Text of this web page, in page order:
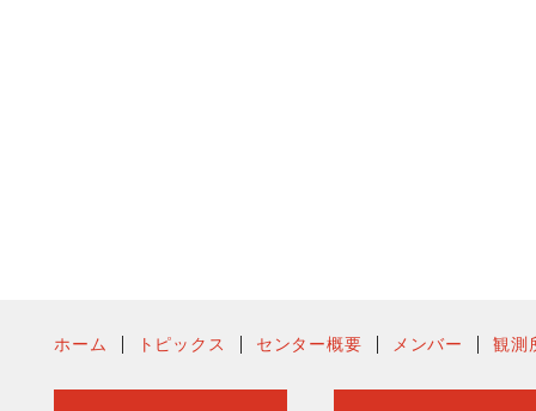
ホーム トピックス センター概要 メンバー 観測